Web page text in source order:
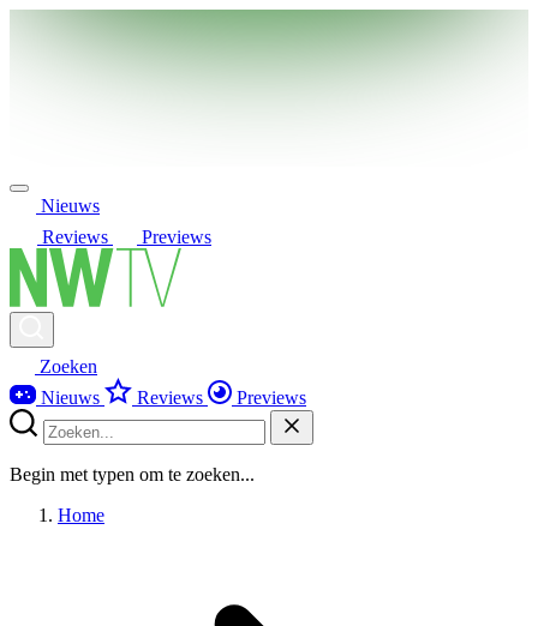
Nieuws
Reviews
Previews
Zoeken
Nieuws
Reviews Previews
Begin met typen om te zoeken...
Home